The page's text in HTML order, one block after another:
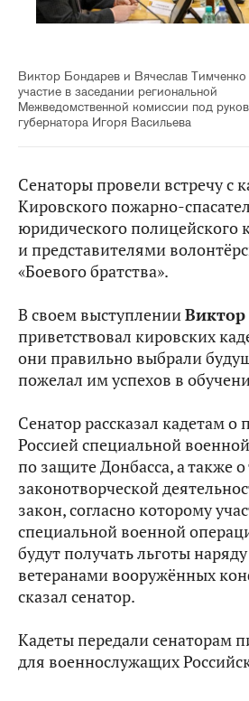
Виктор Бондарев и Вячеслав Тимченко
участие в заседании региональной
Межведомственной комиссии под
губернатора Игоря Васильева
Сенаторы провели встречу с
Кировского пожарно-
юридического полицейского
и представителями
«Боевого братства».
В своем выступлении
приветствовал кировских
они правильно выбрали
пожелал им успехов в
Сенатор рассказал кадетам
Россией специальной
по защите Донбасса, а также
законотворческой
закон, согласно которому
специальной военной
будут получать льготы
ветеранами вооружённых
сказал сенатор.
Кадеты передали сенаторам
для военнослужащих